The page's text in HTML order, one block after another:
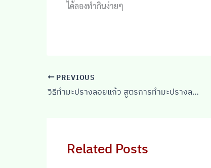
ได้ลองทำกินง่ายๆ
PREVIOUS
วิธีทำมะปรางลอยแก้ว สูตรการทำมะปรางลอยแก้ว
Related Posts